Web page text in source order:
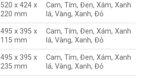
520 x 424 x
220 mm
Cam, Tím, Đen, Xám, Xanh
lá, Vàng, Xanh, Đỏ
495 x 395 x
115 mm
Cam, Tím, Đen, Xám, Xanh
lá, Vàng, Xanh, Đỏ
495 x 395 x
235 mm
Cam, Tím, Đen, Xám, Xanh
lá, Vàng, Xanh, Đỏ